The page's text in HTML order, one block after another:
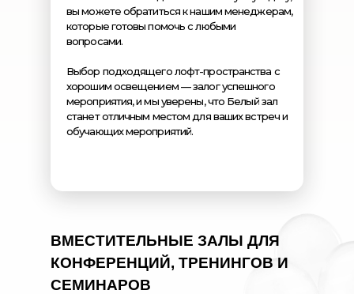
вы можете обратиться к нашим менеджерам,
которые готовы помочь с любыми
вопросами.
Выбор подходящего лофт-пространства с
хорошим освещением — залог успешного
мероприятия, и мы уверены, что Белый зал
станет отличным местом для ваших встреч и
обучающих мероприятий.
ВМЕСТИТЕЛЬНЫЕ ЗАЛЫ ДЛЯ
КОНФЕРЕНЦИЙ, ТРЕНИНГОВ И
СЕМИНАРОВ